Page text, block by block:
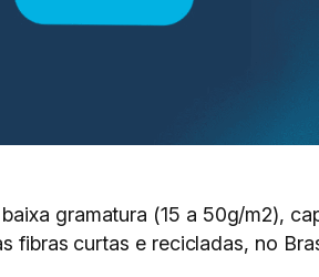
gramatura (15 a 50g/m2),
fibras curtas e recicladas, no